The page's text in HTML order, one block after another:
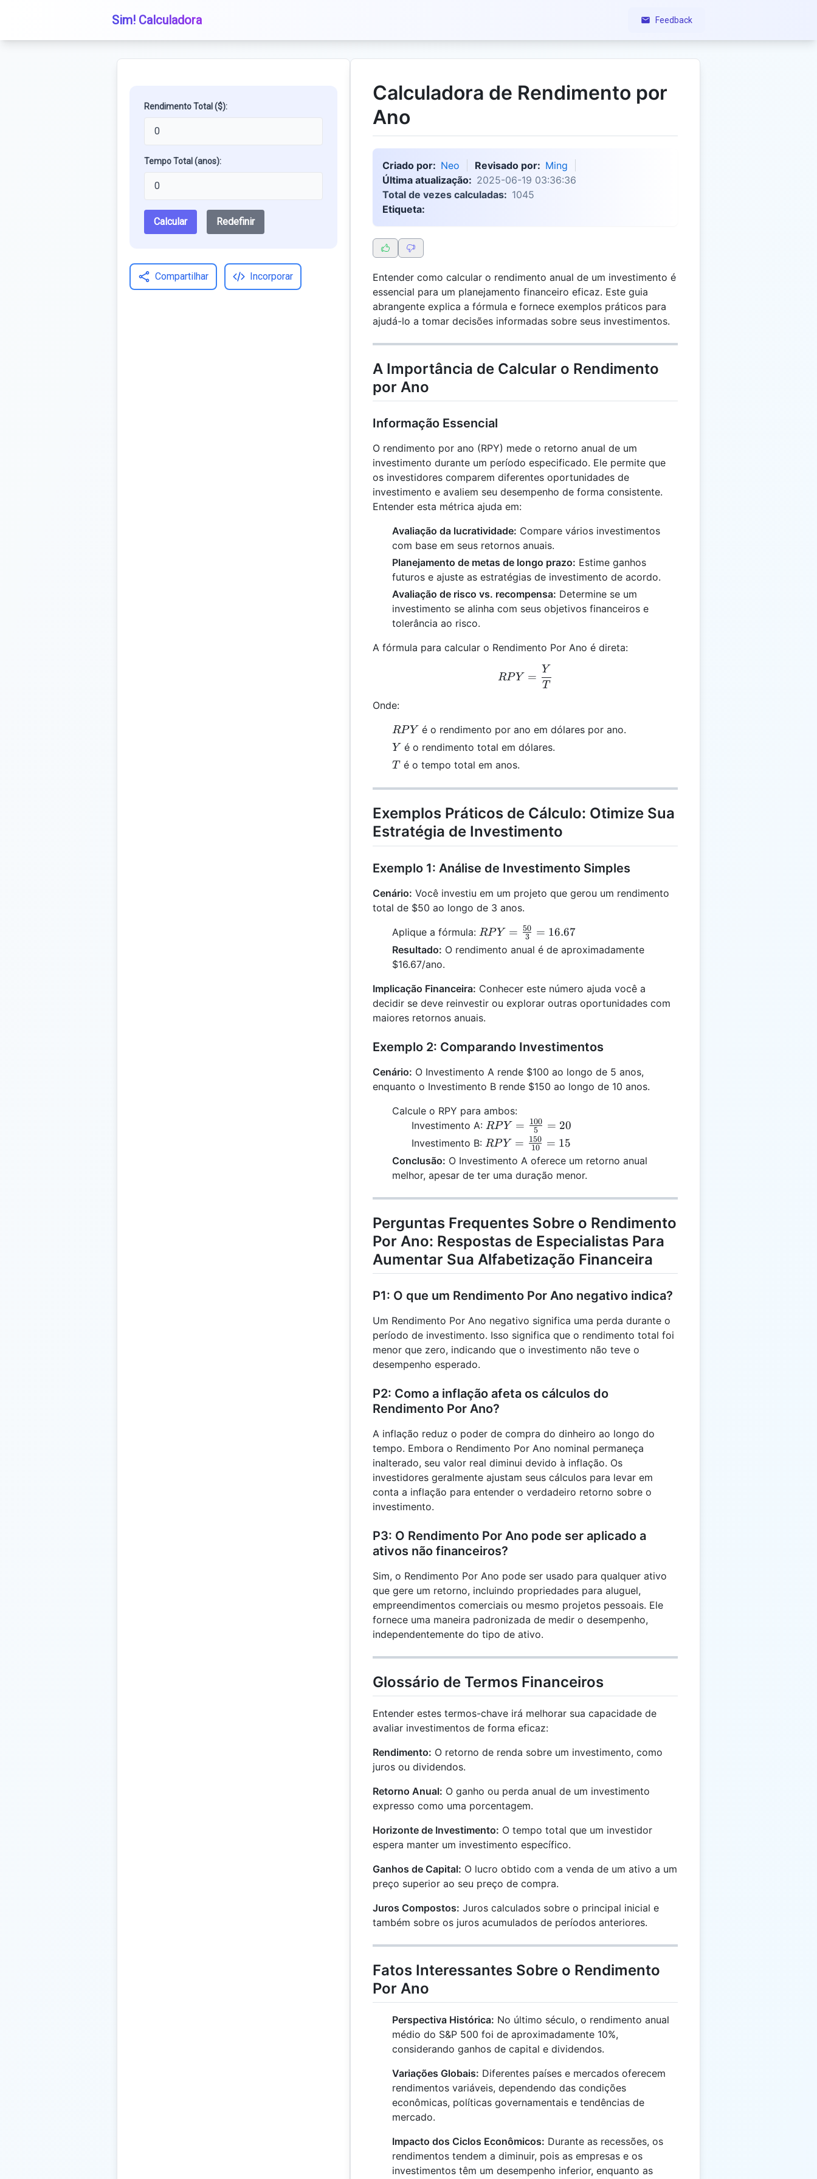
Sim! Calculadora Feedback
Rendimento Total ($):
Tempo Total (anos):
Calcular Redefinir
Compartilhar Incorporar
Calculadora de Rendimento por
Ano
Criado por: Neo Revisado por: Ming
Última atualização: 2025-06-19 03:36:36
Total de vezes calculadas: 1045
Etiqueta:
Entender como calcular o rendimento anual de um investimento é
essencial para um planejamento financeiro eficaz. Este guia
abrangente explica a fórmula e fornece exemplos práticos para
ajudá-lo a tomar decisões informadas sobre seus investimentos.
A Importância de Calcular o Rendimento
por Ano
Informação Essencial
O rendimento por ano (RPY) mede o retorno anual de um
investimento durante um período especificado. Ele permite que
os investidores comparem diferentes oportunidades de
investimento e avaliem seu desempenho de forma consistente.
Entender esta métrica ajuda em:
Avaliação da lucratividade: Compare vários investimentos
com base em seus retornos anuais.
Planejamento de metas de longo prazo: Estime ganhos
futuros e ajuste as estratégias de investimento de acordo.
Avaliação de risco vs. recompensa: Determine se um
investimento se alinha com seus objetivos financeiros e
tolerância ao risco.
A fórmula para calcular o Rendimento Por Ano é direta:
RPY = \frac{Y}{T}
RPY =
T
Y
Onde:
RPY
RPY é o rendimento por ano em dólares por ano.
Y
Y é o rendimento total em dólares.
T
T é o tempo total em anos.
Exemplos Práticos de Cálculo: Otimize Sua
Estratégia de Investimento
Exemplo 1: Análise de Investimento Simples
Cenário: Você investiu em um projeto que gerou um rendimento
total de $50 ao longo de 3 anos.
Aplique a fórmula: RPY =
\frac{50}
RPY = 3
50 = 16.67
Resultado: O rendimento anual é de aproximadamente
$16.67/ano.
Implicação Financeira: Conhecer este número ajuda você a
decidir se deve reinvestir ou explorar outras oportunidades com
maiores retornos anuais.
Exemplo 2: Comparando Investimentos
Cenário: O Investimento A rende $100 ao longo de 5 anos,
enquanto o Investimento B rende $150 ao longo de 10 anos.
Calcule o RPY para ambos:
Investimento A: RPY =
\frac{100}
RPY = 5
100 = 20
Investimento B: RPY =
\frac{150}
{10} = 15
RPY = 10
150 = 15
Conclusão: O Investimento A oferece um retorno anual
melhor, apesar de ter uma duração menor.
Perguntas Frequentes Sobre o Rendimento
Por Ano: Respostas de Especialistas Para
Aumentar Sua Alfabetização Financeira
P1: O que um Rendimento Por Ano negativo indica?
Um Rendimento Por Ano negativo significa uma perda durante o
período de investimento. Isso significa que o rendimento total foi
menor que zero, indicando que o investimento não teve o
desempenho esperado.
P2: Como a inflação afeta os cálculos do
Rendimento Por Ano?
A inflação reduz o poder de compra do dinheiro ao longo do
tempo. Embora o Rendimento Por Ano nominal permaneça
inalterado, seu valor real diminui devido à inflação. Os
investidores geralmente ajustam seus cálculos para levar em
conta a inflação para entender o verdadeiro retorno sobre o
investimento.
P3: O Rendimento Por Ano pode ser aplicado a
ativos não financeiros?
Sim, o Rendimento Por Ano pode ser usado para qualquer ativo
que gere um retorno, incluindo propriedades para aluguel,
empreendimentos comerciais ou mesmo projetos pessoais. Ele
fornece uma maneira padronizada de medir o desempenho,
independentemente do tipo de ativo.
Glossário de Termos Financeiros
Entender estes termos-chave irá melhorar sua capacidade de
avaliar investimentos de forma eficaz:
Rendimento: O retorno de renda sobre um investimento, como
juros ou dividendos.
Retorno Anual: O ganho ou perda anual de um investimento
expresso como uma porcentagem.
Horizonte de Investimento: O tempo total que um investidor
espera manter um investimento específico.
Ganhos de Capital: O lucro obtido com a venda de um ativo a um
preço superior ao seu preço de compra.
Juros Compostos: Juros calculados sobre o principal inicial e
também sobre os juros acumulados de períodos anteriores.
Fatos Interessantes Sobre o Rendimento
Por Ano
Perspectiva Histórica: No último século, o rendimento anual
médio do S&P 500 foi de aproximadamente 10%,
considerando ganhos de capital e dividendos.
Variações Globais: Diferentes países e mercados oferecem
rendimentos variáveis, dependendo das condições
econômicas, políticas governamentais e tendências de
mercado.
Impacto dos Ciclos Econômicos: Durante as recessões, os
rendimentos tendem a diminuir, pois as empresas e os
investimentos têm um desempenho inferior, enquanto as